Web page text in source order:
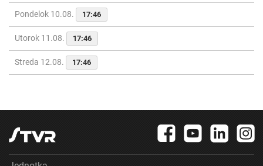
Pondelok 10.08. 17:46
Utorok 11.08. 17:46
Streda 12.08. 17:46